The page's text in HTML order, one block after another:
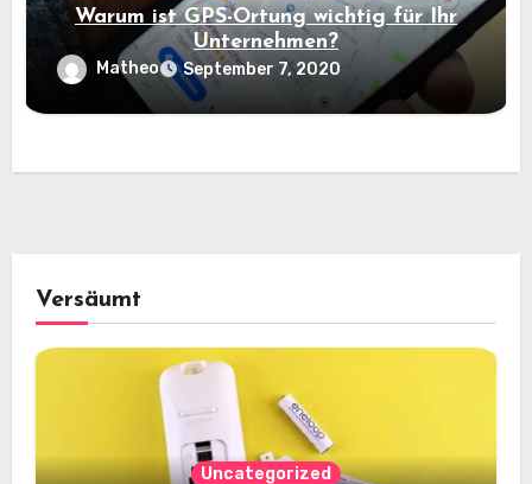
Warum ist GPS-Ortung wichtig für Ihr
Unternehmen?
Matheo September 7, 2020
Versäumt
Uncategorized